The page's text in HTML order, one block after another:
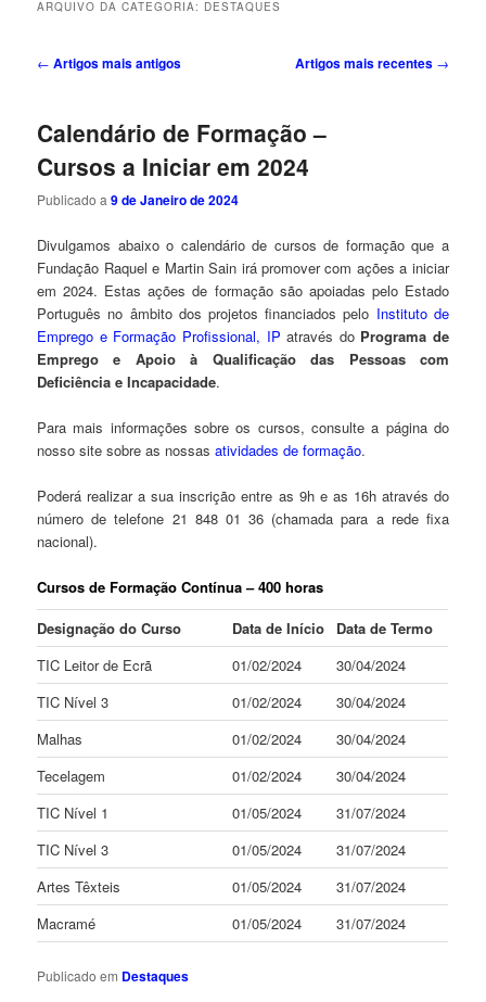
ARQUIVO DA CATEGORIA: DESTAQUES
Navegação
← Artigos mais antigos Artigos mais recentes →
Calendário de Formação –
Cursos a Iniciar em 2024
Publicado a9 de Janeiro de 2024
Divulgamos abaixo o calendário de cursos de formação que a
Fundação Raquel e Martin Sain irá promover com ações a iniciar
em 2024. Estas ações de formação são apoiadas pelo Estado
Português no âmbito dos projetos financiados pelo Instituto de
Emprego e Formação Profissional, IP através do Programa de
Emprego e Apoio à Qualificação das Pessoas com
Deficiência e Incapacidade.
Para mais informações sobre os cursos, consulte a página do
nosso site sobre as nossasatividades de formação.
Poderá realizar a sua inscriçãoentre as 9h e as 16h através do
número de telefone 21 848 01 36 (chamada para a rede fixa
nacional).
Cursos de Formação Contínua – 400 horas
Designação do Curso Data de Início
Data de Termo
TIC Leitor de Ecrã
01/02/2024
30/04/2024
TIC Nível 3
01/02/2024
30/04/2024
Malhas
01/02/2024
30/04/2024
Tecelagem
01/02/2024
30/04/2024
TIC Nível 1
01/05/2024
31/07/2024
TIC Nível 3
01/05/2024
31/07/2024
Artes Têxteis
01/05/2024
31/07/2024
Macramé
01/05/2024 31/07/2024
Publicado em Destaques